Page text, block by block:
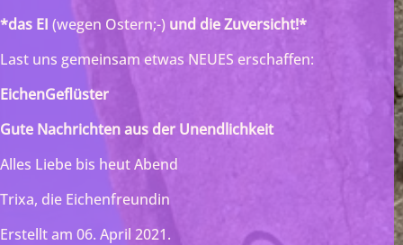
*das EI (wegen Ostern;-) und die Zuversicht!*
Last uns gemeinsam etwas NEUES erschaffen:
EichenGeflüster
Gute Nachrichten aus der Unendlichkeit
Alles Liebe bis heut Abend
Trixa, die Eichenfreundin
Erstellt am 06. April 2021.